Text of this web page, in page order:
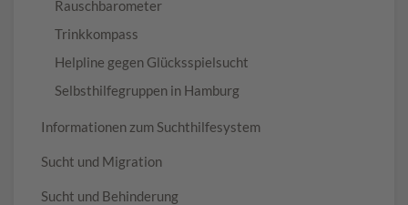
Rauschbarometer
Trinkkompass
Helpline gegen Glücksspielsucht
Selbsthilfegruppen in Hamburg
Informationen zum Suchthilfesystem
Sucht und Migration
Sucht und Behinderung